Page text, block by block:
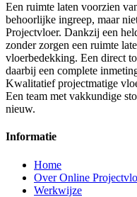
Een ruimte laten voorzien
behoorlijke ingreep, maar
Projectvloer. Dankzij een
zonder zorgen een ruimte
vloerbedekking. Een direct
daarbij een complete
Kwalitatief projectmatige
Een team met vakkundige
nieuw.
Informatie
Home
Over Online
Werkwijze